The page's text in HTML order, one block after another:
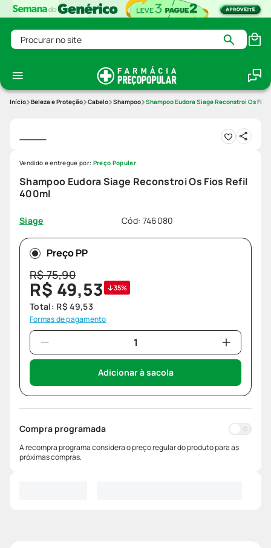
Procurar no site
Beleza e Proteção Cabelo Shampoo Shampoo Eudora Siage Reconstroi Os
Shampoo Eudora Siage Reconstroi Os Fios Refil
400ml
Siage Cód: 746080
Vendido e entregue por: Preço Popular
Preço PP
R$75,90
R$ 49,53 35%
Total: R$ 49,53
Formas de pagamento
Adicionar à sacola
Compra programada
A recompra programa considera o preço regular do produto para as
próximas compras.